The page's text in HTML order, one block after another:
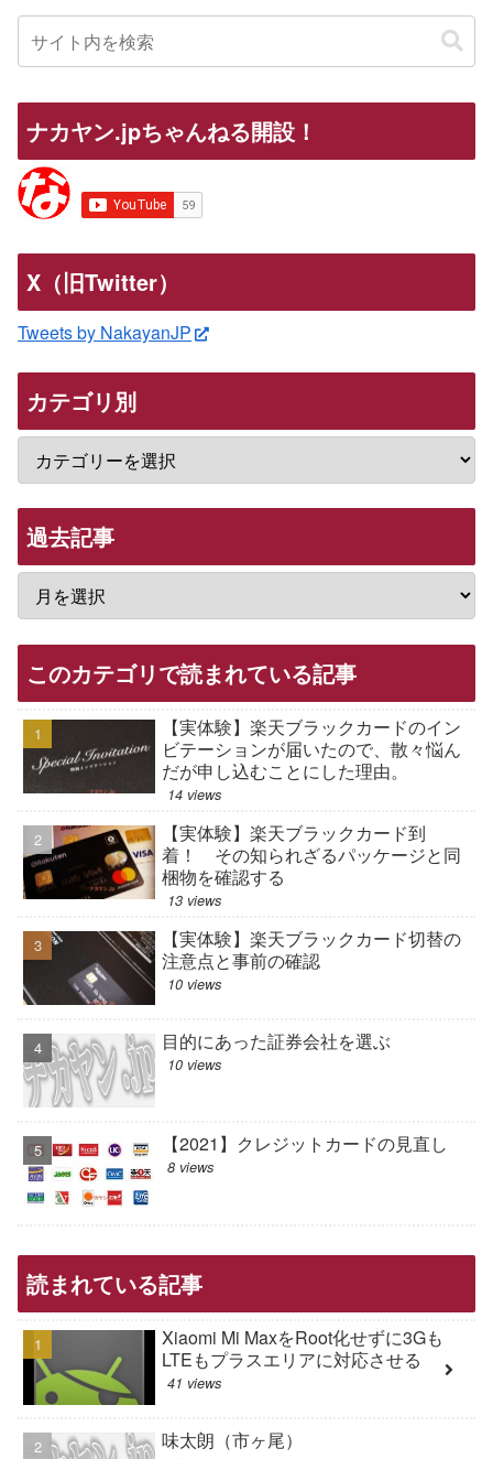
ナカヤン.jpちゃんねる開設！
X（旧Twitter）
Tweets by NakayanJP
カテゴリ別
過去記事
このカテゴリで読まれている記事
【実体験】楽天ブラックカードのイン
ビテーションが届いたので、散々悩ん
だが申し込むことにした理由。
14 views
【実体験】楽天ブラックカード到
着！ その知られざるパッケージと同
梱物を確認する
13 views
【実体験】楽天ブラックカード切替の
注意点と事前の確認
10 views
目的にあった証券会社を選ぶ
10 views
【2021】クレジットカードの見直し
8 views
読まれている記事
Xiaomi Mi MaxをRoot化せずに3Gも
LTEもプラスエリアに対応させる
41 views
味太朗（市ヶ尾）